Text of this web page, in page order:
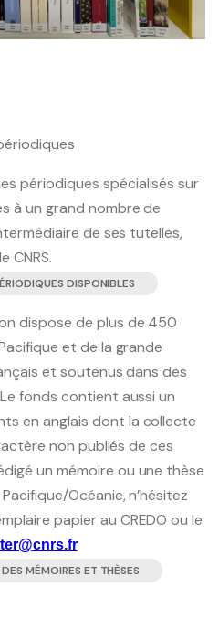
périodiques spécialisés sur
à un grand nombre de
de ses tutelles,
CNRS.
DISPONIBLES
dispose de plus de 450
et de la grande
et soutenus dans des
fonds contient aussi un
en anglais dont la collecte
non publiés de ces
un mémoire ou une thèse
Océanie, n’hésitez
papier au CREDO ou le
MÉMOIRES ET THÈSES